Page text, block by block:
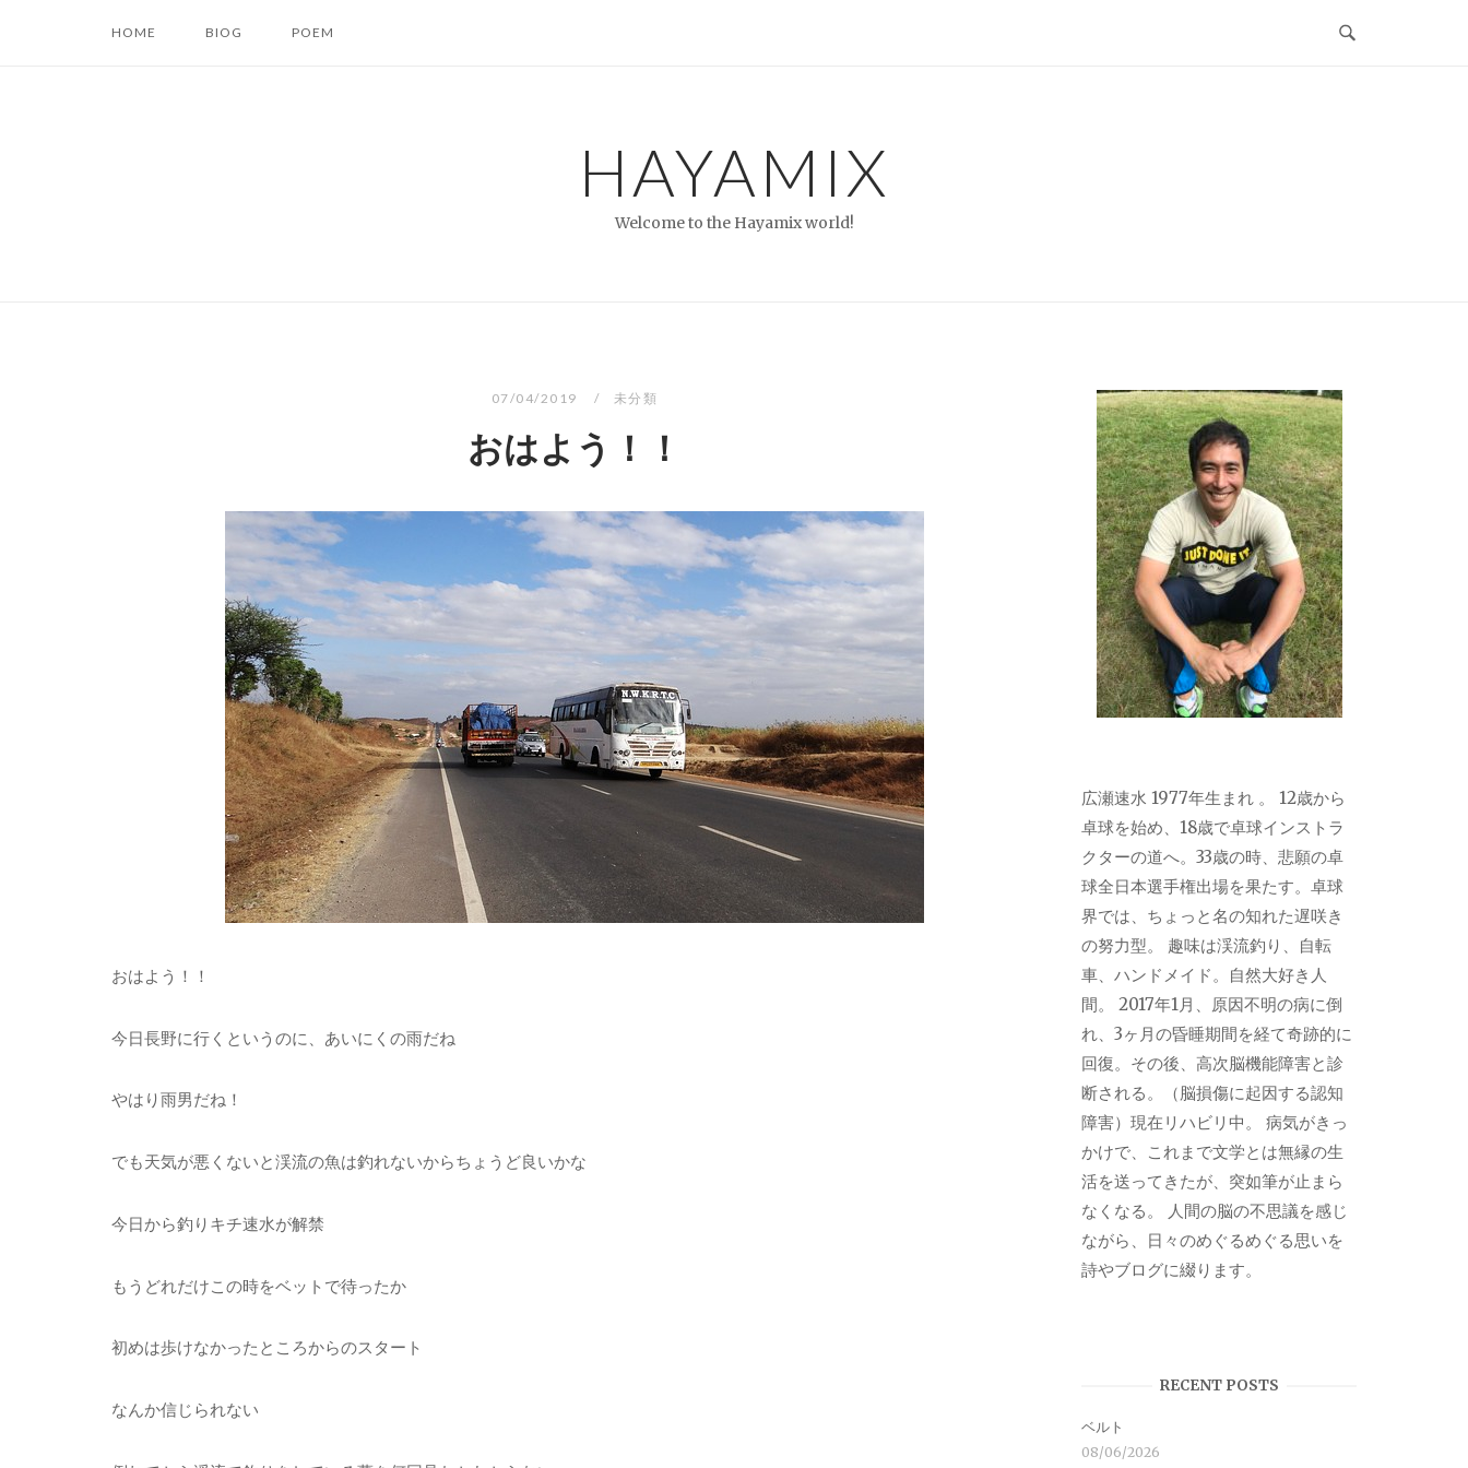
HOME BIOG POEM
HAYAMIX
Welcome to the Hayamix world!
07/04/2019 未分類
おはよう！！
おはよう！！
今日長野に行くというのに、あいにくの雨だね
やはり雨男だね！
でも天気が悪くないと渓流の魚は釣れないからちょうど良いかな
今日から釣りキチ速水が解禁
もうどれだけこの時をベットで待ったか
初めは歩けなかったところからのスタート
なんか信じられない
広瀬速水 1977年生まれ 。 12歳から
卓球を始め、18歳で卓球インストラ
クターの道へ。33歳の時、悲願の卓
球全日本選手権出場を果たす。卓球
界では、ちょっと名の知れた遅咲き
の努力型。 趣味は渓流釣り、自転
車、ハンドメイド。自然大好き人
間。 2017年1月、原因不明の病に倒
れ、3ヶ月の昏睡期間を経て奇跡的に
回復。その後、高次脳機能障害と診
断される。（脳損傷に起因する認知
障害）現在リハビリ中。 病気がきっ
かけで、これまで文学とは無縁の生
活を送ってきたが、突如筆が止まら
なくなる。 人間の脳の不思議を感じ
ながら、日々のめぐるめぐる思いを
詩やブログに綴ります。
RECENT POSTS
ベルト
08/06/2026